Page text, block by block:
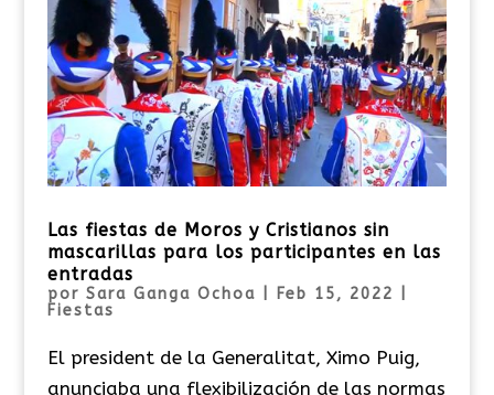
Las fiestas de Moros y Cristianos sin
mascarillas para los participantes en las
entradas
por Sara Ganga Ochoa Feb 15, 2022
Fiestas
El president de la Generalitat, Ximo Puig,
anunciaba una flexibilización de las normas